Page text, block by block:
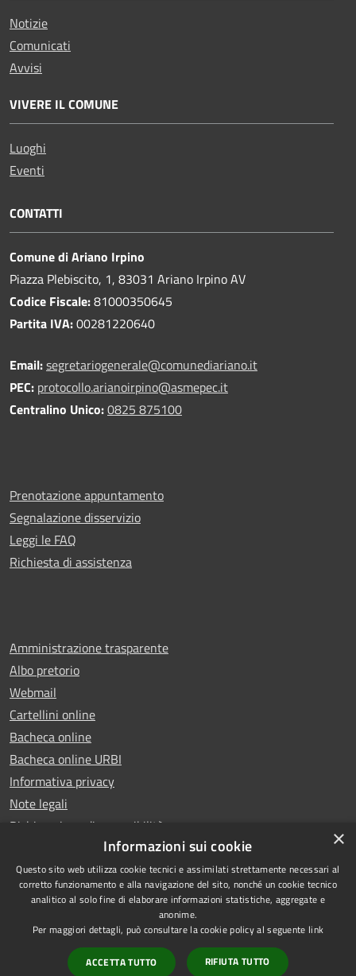
Notizie
Comunicati
Avvisi
VIVERE IL COMUNE
Luoghi
Eventi
CONTATTI
Comune di Ariano Irpino
Piazza Plebiscito, 1, 83031 Ariano Irpino AV
Codice Fiscale:81000350645
Partita IVA:00281220640
Email:segretariogenerale@comunediariano.it
PEC: protocollo.arianoirpino@asmepec.it
Centralino Unico:0825 875100
Prenotazione appuntamento
Segnalazione disservizio
Leggi le FAQ
Richiesta di assistenza
Amministrazione trasparente
Albo pretorio
Webmail
Cartellini online
Bacheca online
Bacheca online URBI
Informativa privacy
Note legali
Dichiarazione di accessibilità
RSS
Accessibilità
Copyright © 2025 Comune di
Ariano Irpino
Powered byMunicipium
×
Informazioni sui cookie
Questo sito web utilizza cookie tecnici e assimilati strettamente necessari al
corretto funzionamento e alla navigazione del sito, nonché un cookie tecnico
analitico al solo fine di elaborare informazioni statistiche, aggregate e
anonime.
Per maggiori dettagli, può consultare la cookie policy al seguente link
ACCETTA TUTTO RIFIUTA TUTTO